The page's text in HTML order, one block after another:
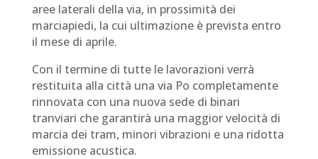
aree laterali della via, in prossimità dei
marciapiedi, la cui ultimazione è prevista entro
il mese di aprile.
Con il termine di tutte le lavorazioni verrà
restituita alla città una via Po completamente
rinnovata con una nuova sede di binari
tranviari che garantirà una maggior velocità di
marcia dei tram, minori vibrazioni e una ridotta
emissione acustica.